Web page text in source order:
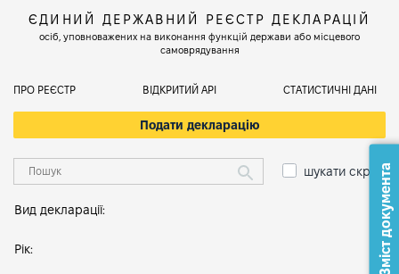
ЄДИНИЙ ДЕРЖАВНИЙ РЕЄСТР ДЕКЛАРАЦІЙ
осіб, уповноважених на виконання функцій держави або місцевого
самоврядування
ПРО РЕЄСТР ВІДКРИТИЙ АРІ СТАТИСТИЧНІ ДАНІ
Подати декларацію
шукати скрізь
Вид декларації:
Рік: Зміст документа